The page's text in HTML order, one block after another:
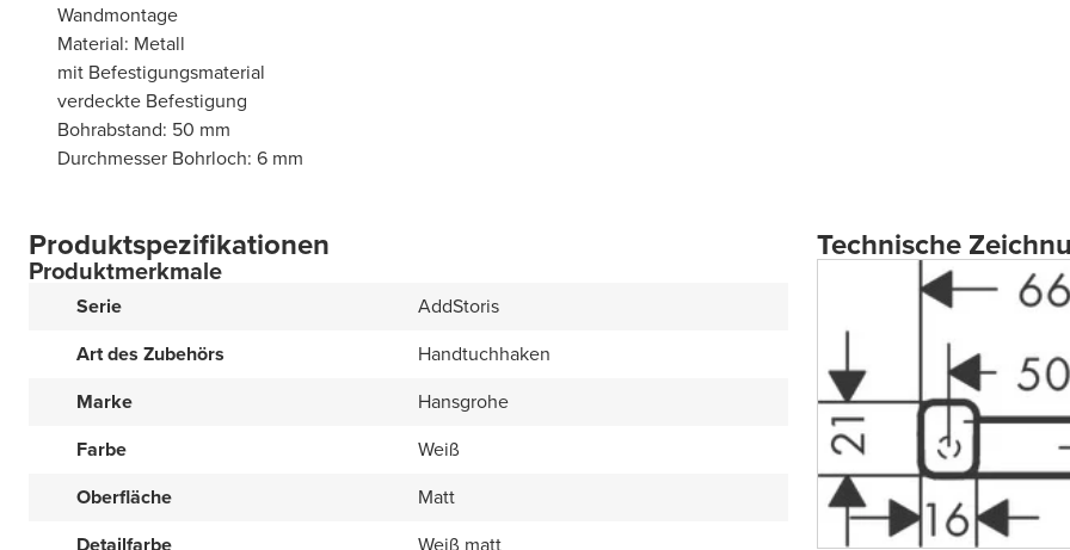
Wandmontage
Material: Metall
mit Befestigungsmaterial
verdeckte Befestigung
Bohrabstand: 50 mm
Durchmesser Bohrloch: 6 mm
Produktspezifikationen
Produktmerkmale
Serie
AddStoris
Art des Zubehörs
Handtuchhaken
Marke
Hansgrohe
Farbe
Weiß
Oberfläche
Matt
Technische